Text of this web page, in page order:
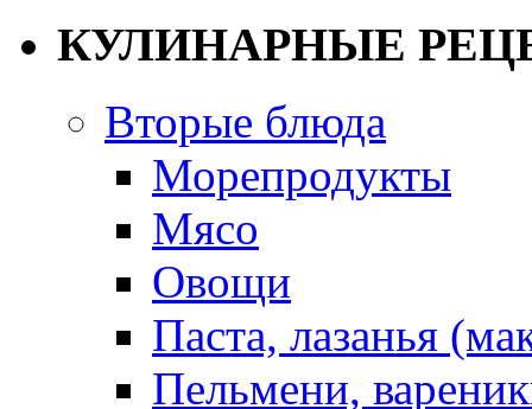
КУЛИНАРНЫЕ
Вторые блюда
Морепродукты
Мясо
Овощи
Паста, лазанья
Пельмени,